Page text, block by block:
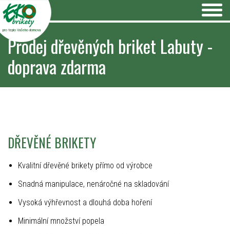
pro teplo Vašeho domova
Prodej dřevěných briket Labuty -
doprava zdarma
DŘEVĚNÉ BRIKETY
Kvalitní dřevěné brikety přímo od výrobce
Snadná manipulace, nenáročné na skladování
Vysoká výhřevnost a dlouhá doba hoření
Minimální množství popela